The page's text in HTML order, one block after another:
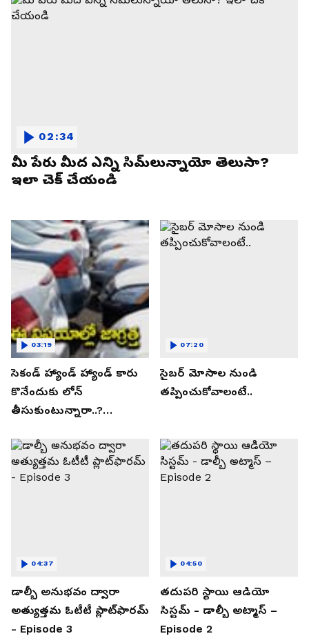
మీ పేరు మీద ఎన్ని సిమ్‌లున్నాయో తెలుసా?
ఇలా చెక్ చేయండి
02:34
సెకండ్ హ్యాండ్ హ్యాండ్ కారు
కొనేందుకు లోన్
తీసుకుంటున్నారా..?
తెలుసుకోండి..!
03:19
సైబర్ మోసాల నుండి
తప్పించుకోవాలంటే..
07:20
డాల్బీ అనుభవం ద్వారా
అత్యుత్తమ ఓటీటీ ప్లాట్‌ఫారమ్
- Episode 3
04:37
తదుపరి స్థాయి ఆడియో
సిస్టమ్ - డాల్బీ అట్మాస్ –
Episode 2
04:50